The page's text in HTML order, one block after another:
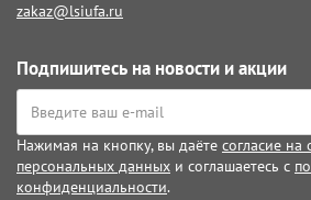
zakaz@lsiufa.ru
Подпишитесь на новости и акции
Нажимая на кнопку, вы даёте согласие на
персональных данных и соглашаетесь с
конфиденциальности.